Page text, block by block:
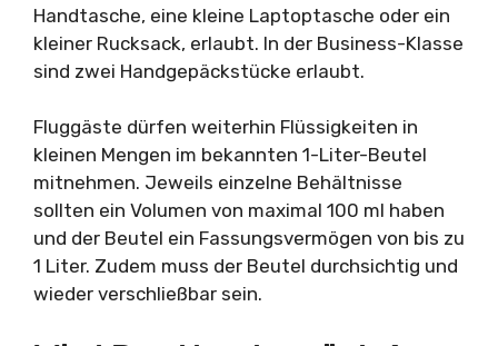
Handtasche, eine kleine Laptoptasche oder ein
kleiner Rucksack, erlaubt. In der Business-Klasse
sind zwei Handgepäckstücke erlaubt.
Fluggäste dürfen weiterhin Flüssigkeiten in
kleinen Mengen im bekannten 1-Liter-Beutel
mitnehmen. Jeweils einzelne Behältnisse
sollten ein Volumen von maximal 100 ml haben
und der Beutel ein Fassungsvermögen von bis zu
1 Liter. Zudem muss der Beutel durchsichtig und
wieder verschließbar sein.